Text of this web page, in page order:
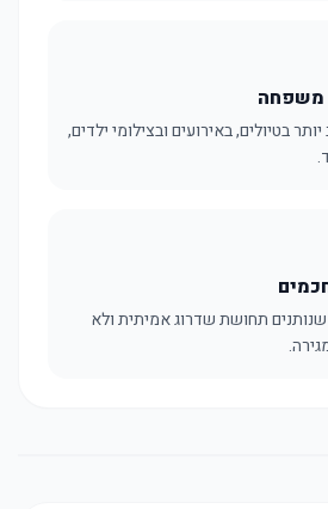
משפחה
בטיולים, באירועים ובצילומי ילדים,
תחושת שדרוג אמיתית ולא